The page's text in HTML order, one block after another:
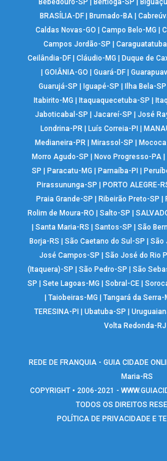
Bebedouro-SP
Bertioga-SP
BRASÍLIA-DF| Brumado-BA|
Caldas Novas-GO
|Campo Belo-MG |
Campos Jordão-SP
Ceilândia-DF| Cláudio-MG Duque de
GOIÂNIA-GO Guará-DF|
Guarujá-SP
Iguapé-SP Ilha Bela-SP
Itabirito-MG
Itaquaquecetuba-SP
Jaboticabal-SP
Jacareí-SP José
Londrina-PR| Luís Correia-PI
Medianeira-PR
Mirassol-SP
Morro Agudo-SP
Novo Progresso-PA |
SP
Paracatu-MG Parnaíba-PI
Pirassununga-SP
PORTO ALEGRE-
Praia Grande-SP
Ribeirão Preto-SP
Rolim de Moura-RO
Salto-SP
|Santa Maria-RS |Santos-SP |São
Borja-RS
|São Caetano do Sul-SP |São
José Campos-SP
|São José do Rio
(Itaquera)-SP
|São Pedro-SP |São
SP
|Sete Lagoas-MG |Sobral-CE |
Taiobeiras-MG Tangará da Serra-
TERESINA-PI
|Ubatuba-SP |
Volta Redonda-RJ
REDE DE FRANQUIA - GUIA CIDADE
Maria-RS
COPYRIGHT • 2006-2021 -
TODOS OS DIREITOS
POLÍTICA DE PRIVACIDADE E